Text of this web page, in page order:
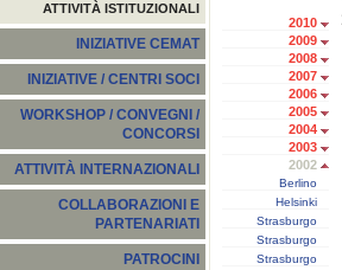
ATTIVITÀ ISTITUZIONALI
INIZIATIVE CEMAT
INIZIATIVE / CENTRI SOCI
WORKSHOP / CONVEGNI /
CONCORSI
ATTIVITÀ INTERNAZIONALI
COLLABORAZIONI E
PARTENARIATI
PATROCINI
2010
2009
2008
2007
2006
2005
2004
2003
2002
Berlino
Helsinki
Strasburgo
Strasburgo
Strasburgo